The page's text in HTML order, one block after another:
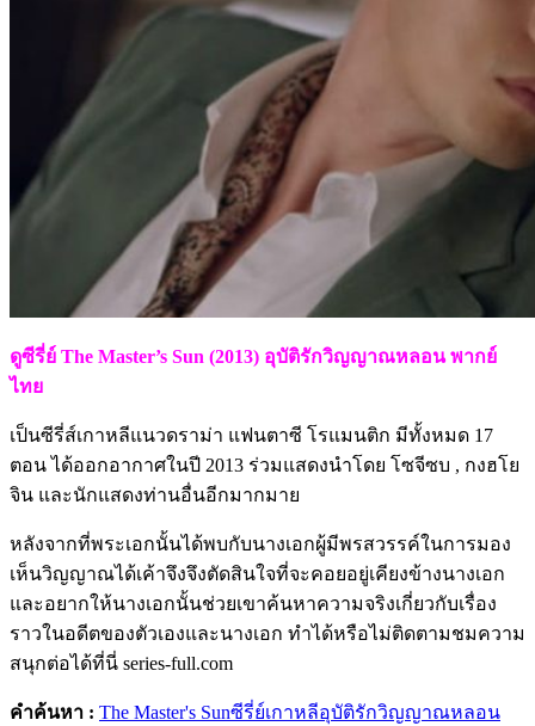
ดูซีรี่ย์ The Master’s Sun (2013) อุบัติรักวิญญาณหลอน พากย์
ไทย
เป็นซีรี่ส์เกาหลีแนวดราม่า แฟนตาซี โรแมนติก มีทั้งหมด 17
ตอน ได้ออกอากาศในปี 2013 ร่วมแสดงนำโดย โซจีซบ , กงฮโย
จิน และนักแสดงท่านอื่นอีกมากมาย
หลังจากที่พระเอกนั้นได้พบกับนางเอกผู้มีพรสวรรค์ในการมอง
เห็นวิญญาณได้เค้าจึงจึงตัดสินใจที่จะคอยอยู่เคียงข้างนางเอก
และอยากให้นางเอกนั้นช่วยเขาค้นหาความจริงเกี่ยวกับเรื่อง
ราวในอดีตของตัวเองและนางเอก ทำได้หรือไม่ติดตามชมความ
สนุกต่อได้ที่นี่ series-full.com
คำค้นหา : The Master's Sunซีรี่ย์เกาหลีอุบัติรักวิญญาณหลอน